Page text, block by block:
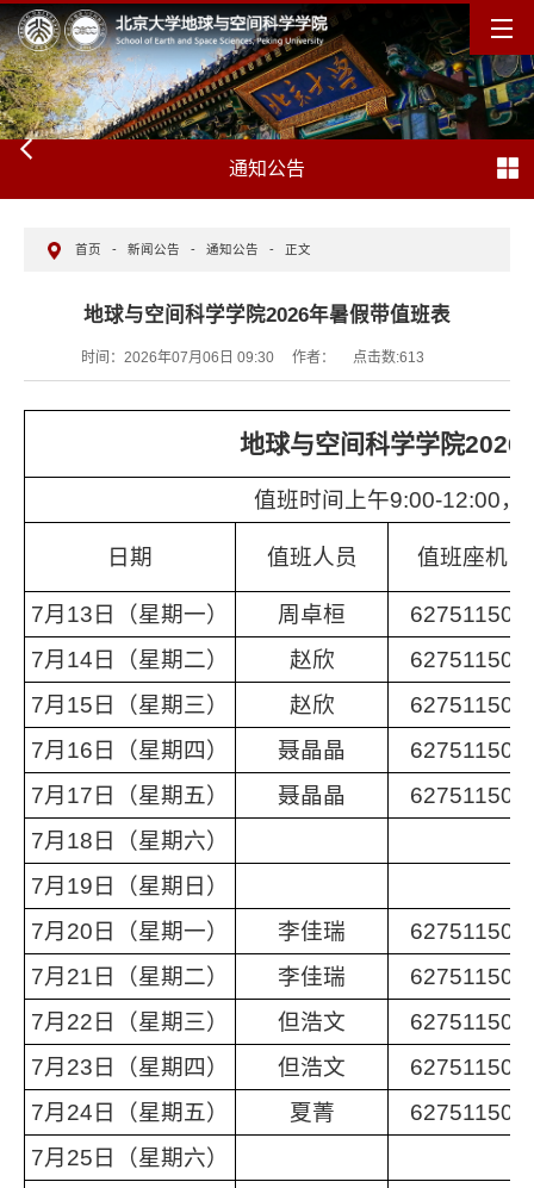
通知公告
首页 - 新闻公告 - 通知公告 - 正文
地球与空间科学学院2026年暑假带值班表
时间：2026年07月06日 09:30 作者： 点击数:613
地球与空间科学学院2026
值班时间上午9:00-12:00，
日期 值班人员 值班座机
7月13日（星期一） 周卓桓
62751150
7月14日（星期二）
赵欣
62751150
7月15日（星期三）
赵欣
62751150
7月16日（星期四）
聂晶晶
62751150
7月17日（星期五）
聂晶晶
62751150
7月18日（星期六）
7月19日（星期日）
7月20日（星期一）
李佳瑞
62751150
7月21日（星期二）
李佳瑞
62751150
7月22日（星期三）
但浩文
62751150
7月23日（星期四）
但浩文
62751150
7月24日（星期五）
夏菁
62751150
7月25日（星期六）